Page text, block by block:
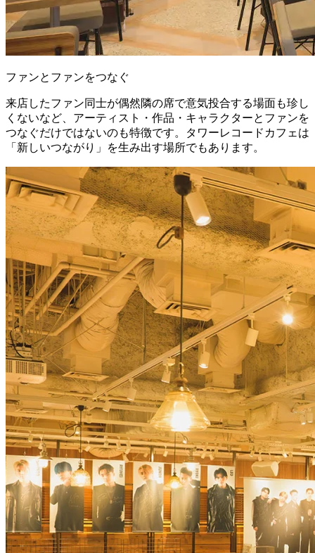
ファンとファンをつなぐ
来店したファン同士が偶然隣の席で意気投合する場面も珍し
くないなど、アーティスト・作品・キャラクターとファンを
つなぐだけではないのも特徴です。タワーレコードカフェは
「新しいつながり」を生み出す場所でもあります。